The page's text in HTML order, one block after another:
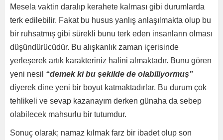
Mesela vaktin daralıp kerahete kalması gibi durumlarda
terk edilebilir. Fakat bu husus yanlış anlaşılmakta olup bu
bir ruhsatmış gibi sürekli bunu terk eden insanların olması
düşündürücüdür. Bu alışkanlık zaman içerisinde
yerleşerek artık karakteriniz halini almaktadır. Bunu gören
yeni nesil “demek ki bu şekilde de olabiliyormuş”
diyerek dine yeni bir boyut katmaktadırlar. Bu durum çok
tehlikeli ve sevap kazanayım derken günaha da sebep
olabilecek mahsurlu bir tutumdur.
Sonuç olarak; namaz kılmak farz bir ibadet olup son